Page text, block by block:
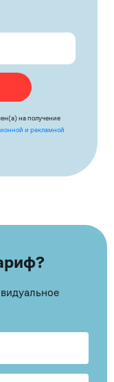
на получение
и рекламной